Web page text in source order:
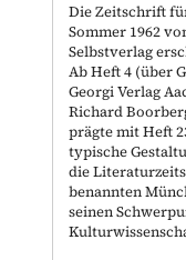
Die Zeitschrift
Sommer 1962
Selbstverlag
Ab Heft 4 (über
Georgi Verlag
Richard
prägte mit Heft
typische
die
benannten
seinen